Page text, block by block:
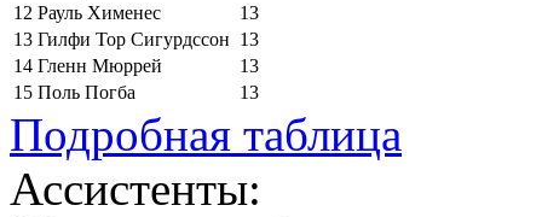
12 Рауль Хименес
13
13 Гилфи Тор Сигурдссон 13
14 Гленн Мюррей
13
15 Поль Погба 13
Подробная таблица
Ассистенты: